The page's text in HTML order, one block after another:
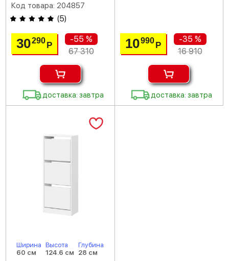
Код товара: 204857
(5)
30290Р
-55 %
67 310
доставка: завтра
10990 Р
-35 %
16 910
доставка: завтра
Ширина
60 см
Высота
124.6 см
Глубина
28 см